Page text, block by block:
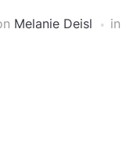
Melanie Deisl in